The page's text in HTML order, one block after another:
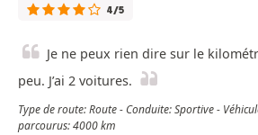
4/5
Je ne peux rien dire sur le
peu. J’ai 2 voitures.
Type de route: Route - Conduite: Sportive -
parcourus: 4000 km